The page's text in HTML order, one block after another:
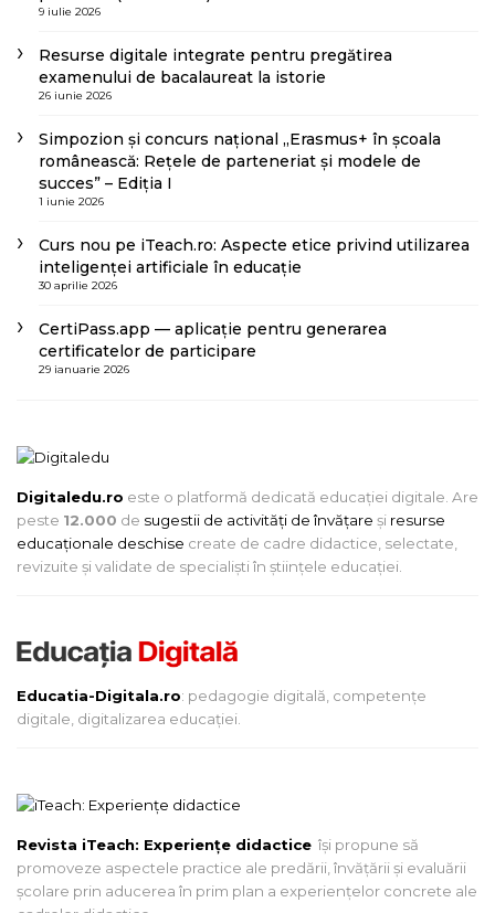
9 iulie 2026
Resurse digitale integrate pentru pregătirea
examenului de bacalaureat la istorie
26 iunie 2026
Simpozion și concurs național „Erasmus+ în școala
românească: Rețele de parteneriat și modele de
succes” – Ediția I
1 iunie 2026
Curs nou pe iTeach.ro: Aspecte etice privind utilizarea
inteligenței artificiale în educație
30 aprilie 2026
CertiPass.app — aplicație pentru generarea
certificatelor de participare
29 ianuarie 2026
Digitaledu.ro este o platformă dedicată educației digitale. Are
peste 12.000 de sugestii de activități de învățare și resurse
educaționale deschise create de cadre didactice, selectate,
revizuite și validate de specialiști în științele educației.
Educatia-Digitala.ro: pedagogie digitală, competențe
digitale, digitalizarea educației.
Revista iTeach: Experienţe didactice îşi propune să
promoveze aspectele practice ale predării, învăţării şi evaluării
şcolare prin aducerea în prim plan a experienţelor concrete ale